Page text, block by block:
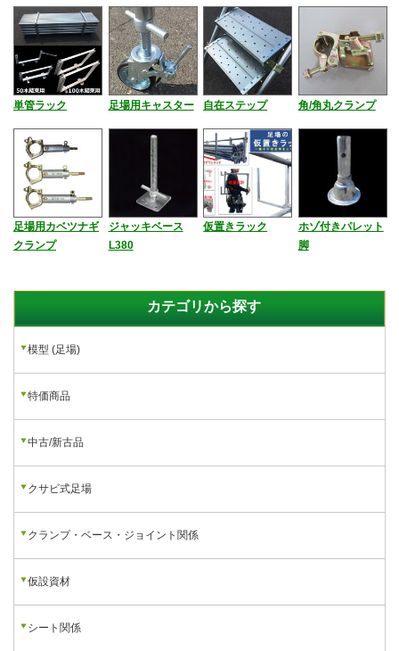
単管ラック 足場用キャスター 自在ステップ 角/角丸クランプ
足場用カベツナギ
クランプ
ジャッキベース
L380
仮置きラック
ホゾ付きパレット
脚
カテゴリから探す
模型 (足場)
特価商品
中古/新古品
クサビ式足場
クランプ・ベース・ジョイント関係
仮設資材
シート関係